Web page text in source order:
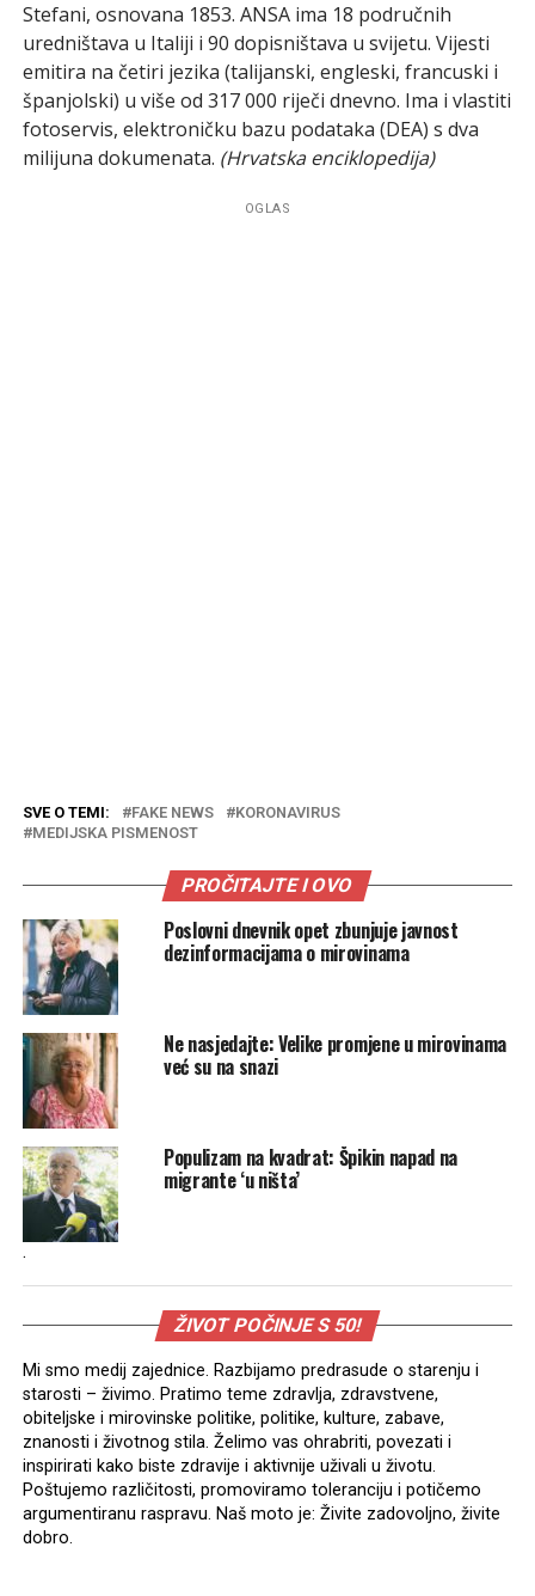
Stefani, osnovana 1853. ANSA ima 18 područnih
uredništava u Italiji i 90 dopisništava u svijetu. Vijesti
emitira na četiri jezika (talijanski, engleski, francuski i
španjolski) u više od 317 000 riječi dnevno. Ima i vlastiti
fotoservis, elektroničku bazu podataka (DEA) s dva
milijuna dokumenata. (Hrvatska enciklopedija)
OGLAS
SVE O TEMI: FAKE NEWS
KORONAVIRUS
MEDIJSKA PISMENOST
PROČITAJTE I OVO
Poslovni dnevnik opet zbunjuje javnost
dezinformacijama o mirovinama
Ne nasjedajte: Velike promjene u mirovinama
već su na snazi
Populizam na kvadrat: Špikin napad na
migrante ‘u ništa’
.
ŽIVOT POČINJE S 50!
Mi smo medij zajednice. Razbijamo predrasude o starenju i
starosti – živimo. Pratimo teme zdravlja, zdravstvene,
obiteljske i mirovinske politike, politike, kulture, zabave,
znanosti i životnog stila. Želimo vas ohrabriti, povezati i
inspirirati kako biste zdravije i aktivnije uživali u životu.
Poštujemo različitosti, promoviramo toleranciju i potičemo
argumentiranu raspravu. Naš moto je: Živite zadovoljno, živite
dobro.